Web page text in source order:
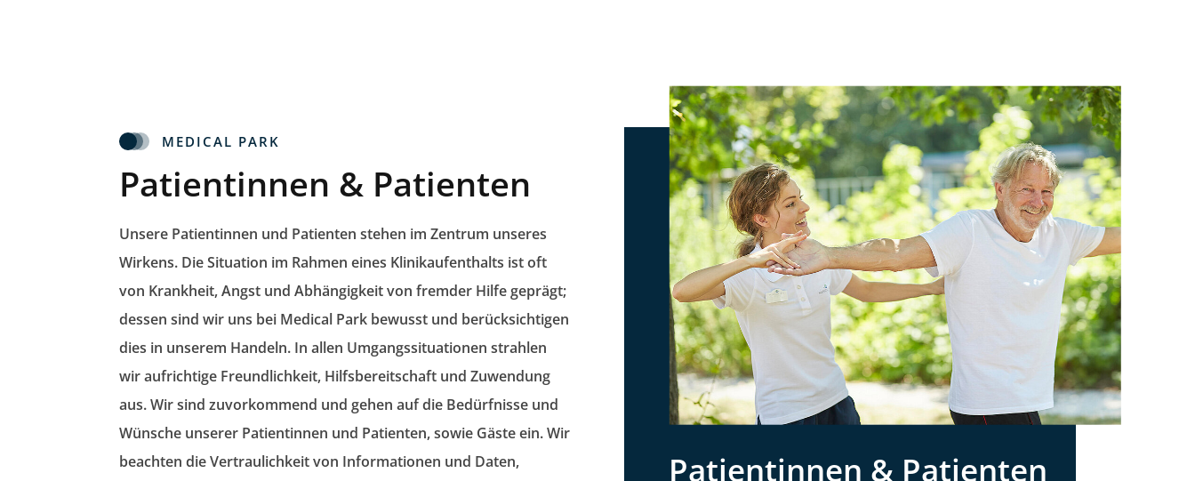
MEDICAL PARK
Patientinnen & Patienten
Unsere Patientinnen und Patienten stehen im Zentrum unseres
Wirkens. Die Situation im Rahmen eines Klinikaufenthalts ist oft
von Krankheit, Angst und Abhängigkeit von fremder Hilfe geprägt;
dessen sind wir uns bei Medical Park bewusst und berücksichtigen
dies in unserem Handeln. In allen Umgangssituationen strahlen
wiraufrichtige Freundlichkeit, Hilfsbereitschaft und Zuwendung
aus. Wir sind zuvorkommend und gehen auf die Bedürfnisse und
Wünsche unserer Patientinnen und Patienten, sowie Gäste ein. Wir
beachten dieVertraulichkeit von Informationen und Daten,
Patientinnen & Patienten